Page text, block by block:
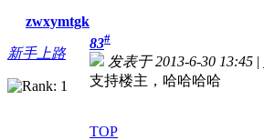
zwxymtgk
新手上路
83#
发表于 2013-6-30 13:45 |
支持楼主，哈哈哈哈
TOP